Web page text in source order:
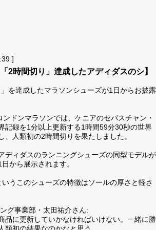
]
2時間切り」達成したアディダスのシ】
を達成したマラソンシューズが1日からお披露
ドンマラソンでは、ケニアのセバスチャン・
記録を1分以上更新する1時間59分30秒の世界
、人類初の2時間切りを果たしました。
ディダスのランニングシューズの同型モデルが
から展示されます。
うこのシューズの特徴はソールの厚さと軽さ
グ事業部・太田祐介さん:
品に更新していかなければいけない。一緒に勝